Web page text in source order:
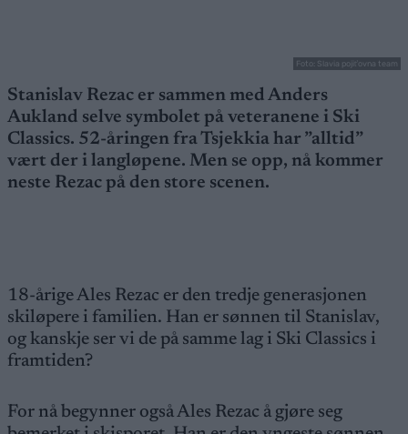
Foto: Slavia pojiťovna team
Stanislav Rezac er sammen med Anders
Aukland selve symbolet på veteranene i Ski
Classics. 52-åringen fra Tsjekkia har ”alltid”
vært der i langløpene. Men se opp, nå kommer
neste Rezac på den store scenen.
18-årige Ales Rezac er den tredje generasjonen
skiløpere i familien. Han er sønnen til Stanislav,
og kanskje ser vi de på samme lag i Ski Classics i
framtiden?
For nå begynner også Ales Rezac å gjøre seg